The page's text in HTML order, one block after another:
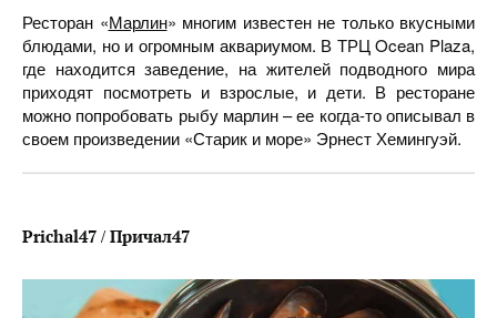
Ресторан «Марлин» многим известен не только вкусными
блюдами, но и огромным аквариумом. В ТРЦ Ocean Plaza,
где находится заведение, на жителей подводного мира
приходят посмотреть и взрослые, и дети. В ресторане
можно попробовать рыбу марлин – ее когда-то описывал в
своем произведении «Старик и море» Эрнест Хемингуэй.
Prichal47 / Причал47